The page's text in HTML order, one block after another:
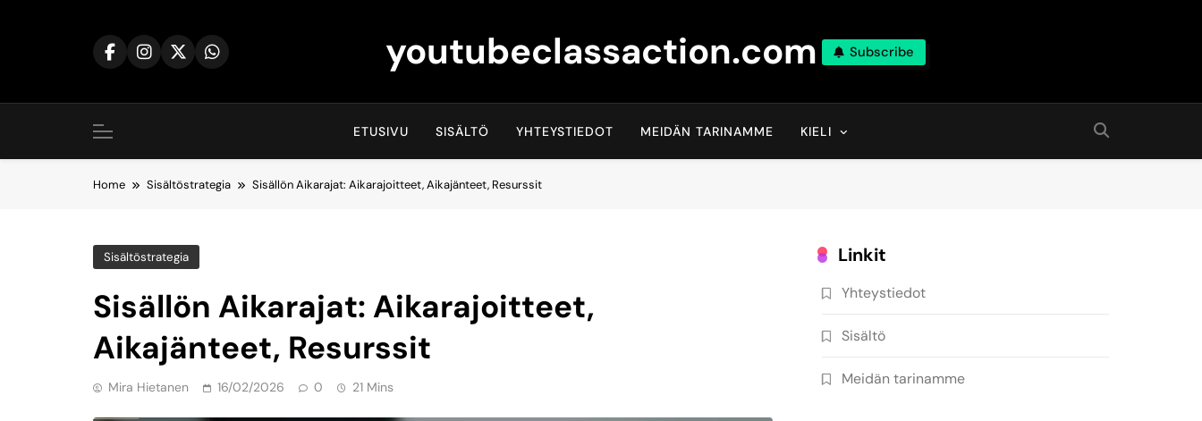
youtubeclassaction.com Subscribe
ETUSIVU SISÄLTÖ YHTEYSTIEDOT MEIDÄN TARINAMME KIELI
Home Sisältöstrategia Sisällön Aikarajat: Aikarajoitteet, Aikajänteet, Resurssit
Sisältöstrategia
Sisällön Aikarajat: Aikarajoitteet,
Aikajänteet, Resurssit
Mira Hietanen 16/02/2026 0 21 Mins
Linkit
Yhteystiedot
Sisältö
Meidän tarinamme